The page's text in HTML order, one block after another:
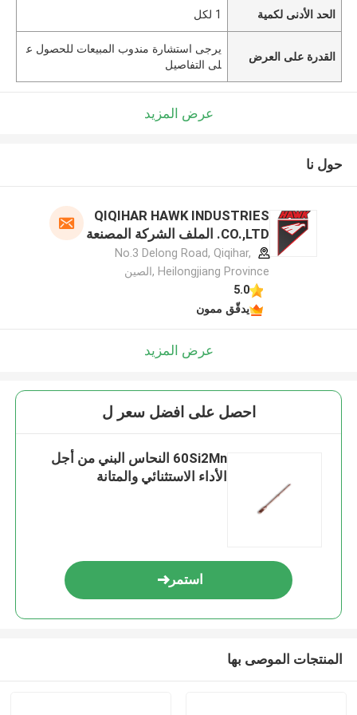
الحد الأدنى لكمية 1 لكل
القدرة على العرض
يرجى استشارة مندوب المبيعات للحصول ع
لى التفاصيل
عرض المزيد
حول نا
QIQIHAR HAWK INDUSTRIES
CO.,LTD. الملف الشركة المصنعة
No.3 Delong Road, Qiqihar,
Heilongjiang Province ,الصين
5.0
يدقّق ممون
عرض المزيد
احصل على افضل سعر ل
60Si2Mn النحاس البني من أجل
الأداء الاستثنائي والمتانة
استمر
المنتجات الموصى بها